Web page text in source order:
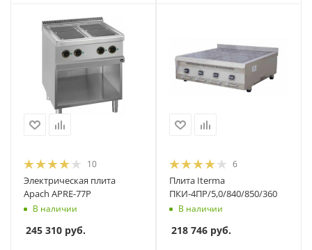
10
Электрическая плита
Apach APRE-77P
В наличии
245 310 руб.
6
Плита Iterma
ПКИ-4ПР/5,0/840/850/360
В наличии
218 746 руб.